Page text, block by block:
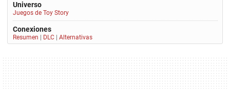
Universo
Juegos de Toy Story
Conexiones
Resumen DLC Alternativas